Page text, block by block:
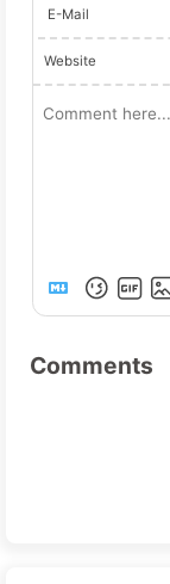
E-Mail
Website
Comments